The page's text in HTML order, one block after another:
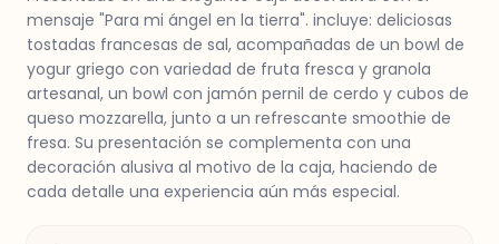
mensaje "Para mi ángel en la tierra". incluye: deliciosas
tostadas francesas de sal, acompañadas de un bowl de
yogur griego con variedad de fruta fresca y granola
artesanal, un bowl con jamón pernil de cerdo y cubos de
queso mozzarella, junto a un refrescante smoothie de
fresa. Su presentación se complementa con una
decoración alusiva al motivo de la caja, haciendo de
cada detalle una experiencia aún más especial.